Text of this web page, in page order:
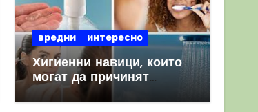
вредни интересно
Хигиенни навици, които
могат да причинят
повече вреда, отколкото
полза